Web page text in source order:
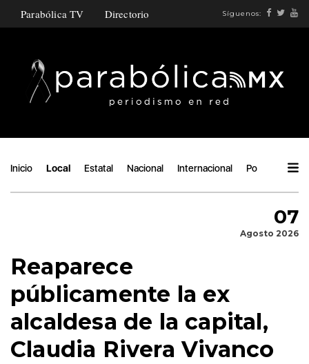
Parabólica TV Directorio Síguenos:
Inicio Local Estatal Nacional Internacional Política
07
Agosto 2026
Reaparece
públicamente la ex
alcaldesa de la capital,
Claudia Rivera Vivanco